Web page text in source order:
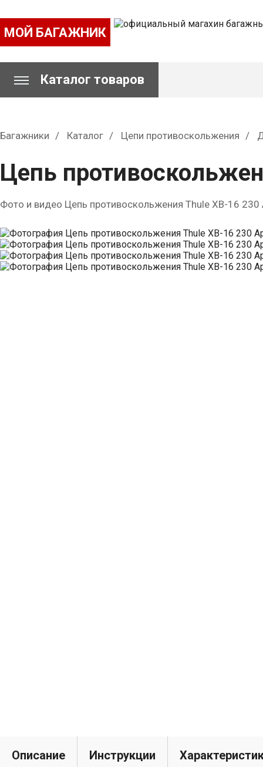
МОЙ БАГАЖНИК
Каталог товаров
Багажники Каталог Цепи противоскольжения
Цепь
Фото и видео Цепь противоскольжения Thule XB-16 230
Описание Инструкции